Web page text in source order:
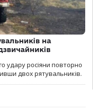
на
удару росіяни повторно
двох рятувальників.